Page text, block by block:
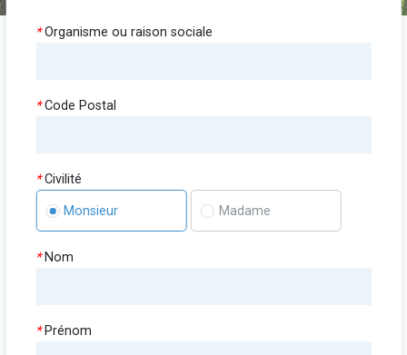
*Organisme ou raison sociale
*Code Postal
*Civilité
Monsieur Madame
* Nom
* Prénom